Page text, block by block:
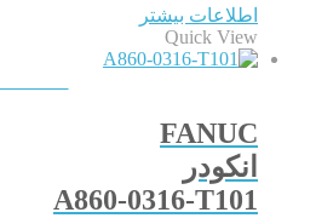
اطلاعات بیشتر
Quick View
FANUC
انکودر
A860-0316-T101